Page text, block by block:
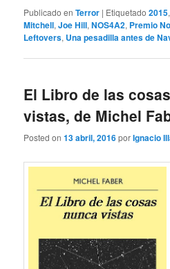
Publicado en Terror | Etiquetado 2015
Mitchell,Joe Hill,NOS4A2, Premio
Leftovers, Una pesadilla antes de
El Libro de las
vistas, de Michel
Posted on13 abril, 2016porIgnacio